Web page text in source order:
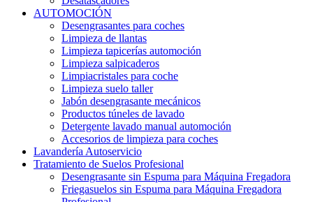
AUTOMOCIÓN
Desengrasantes para coches
Limpieza de llantas
Limpieza tapicerías automoción
Limpieza salpicaderos
Limpiacristales para coche
Limpieza suelo taller
Jabón desengrasante mecánicos
Productos túneles de lavado
Detergente lavado manual automoción
Accesorios de limpieza para coches
Lavandería Autoservicio
Tratamiento de Suelos Profesional
Desengrasante sin Espuma para Máquina Fregadora
Friegasuelos sin Espuma para Máquina Fregadora